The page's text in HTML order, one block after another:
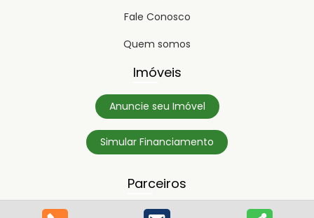
Fale Conosco
Quem somos
Imóveis
Anuncie seu Imóvel
Simular Financiamento
Parceiros